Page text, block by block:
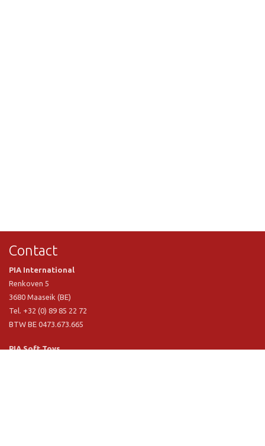
Contact
PIA International
Renkoven 5
3680 Maaseik (BE)
Tel. +32 (0) 89 85 22 72
BTW BE 0473.673.665
PIA Soft Toys